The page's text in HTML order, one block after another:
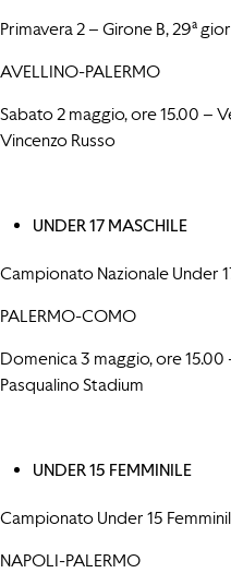
Primavera 2 – Girone B, 29ª
AVELLINO-PALERMO
Sabato 2 maggio, ore 15.00 –
Vincenzo Russo
UNDER 17 MASCHILE
Campionato Nazionale Under
PALERMO-COMO
Domenica 3 maggio, ore
Pasqualino Stadium
UNDER 15 FEMMINILE
Campionato Under 15
NAPOLI-PALERMO